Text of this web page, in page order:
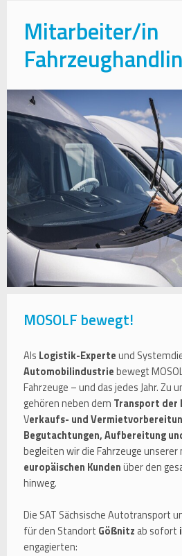
Mitarbeiter/in
MOSOLF bewegt!
Als Logistik-Experteund
Automobilindustriebewegt
Fahrzeuge – und das jedes Jahr. Zu
gehören neben dem Transport der
Verkaufs- und
Begutachtungen, Aufbereitung
begleiten wir die Fahrzeuge
europäischen Kundenüber den
hinweg.
Die SAT Sächsische Autotransport
für den Standort Gößnitz ab sofort
engagierten: